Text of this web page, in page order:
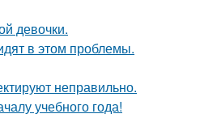
девочки.
в этом проблемы.
неправильно.
учебного года!